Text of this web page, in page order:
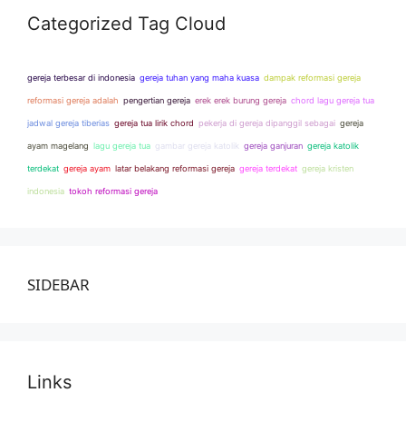
Categorized Tag Cloud
gereja terbesar di indonesia gereja tuhan yang maha kuasa dampak reformasi gereja
reformasi gereja adalah pengertian gereja erek erek burung gereja chord lagu gereja tua
jadwal gereja tiberias gereja tua lirik chord pekerja di gereja dipanggil sebagai gereja
ayam magelang lagu gereja tua gambar gereja katolik gereja ganjuran gereja katolik
terdekat gereja ayam latar belakang reformasi gereja gereja terdekat gereja kristen
indonesia tokoh reformasi gereja
SIDEBAR
Links